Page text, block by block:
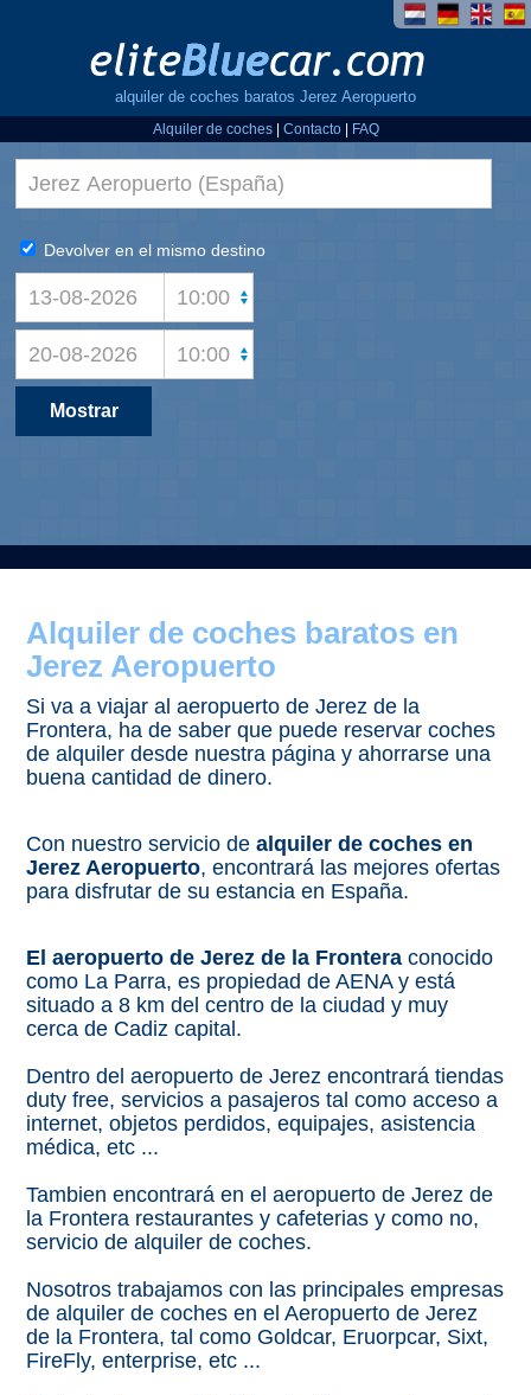
alquiler de coches baratos Jerez Aeropuerto
Alquiler de coches| Contacto| FAQ
Alquiler de coches baratos en
Jerez Aeropuerto
Si va a viajar al aeropuerto de Jerez de la
Frontera, ha de saber que puede reservar coches
de alquiler desde nuestra página y ahorrarse una
buena cantidad de dinero.
Con nuestro servicio dealquiler de coches en
Jerez Aeropuerto, encontrará las mejores ofertas
para disfrutar de su estancia en España.
El aeropuerto de Jerez de la Frontera conocido
como La Parra, es propiedad de AENA y está
situado a 8 km del centro de la ciudad y muy
cerca de Cadiz capital.
Dentro del aeropuerto de Jerez encontrará tiendas
duty free, servicios a pasajeros tal como acceso a
internet, objetos perdidos, equipajes, asistencia
médica, etc ...
Tambien encontrará en el aeropuerto de Jerez de
la Frontera restaurantes y cafeterias y como no,
servicio de alquiler de coches.
Nosotros trabajamos con las principales empresas
de alquiler de coches en el Aeropuerto de Jerez
de la Frontera, tal como Goldcar, Eruorpcar, Sixt,
FireFly, enterprise, etc ...
Devolver en el mismo destino